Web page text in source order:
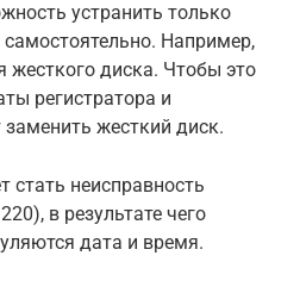
устранить только
Например,
жесткого диска. Чтобы это
регистратора и
заменить жесткий диск.
стать неисправность
в результате чего
дата и время.